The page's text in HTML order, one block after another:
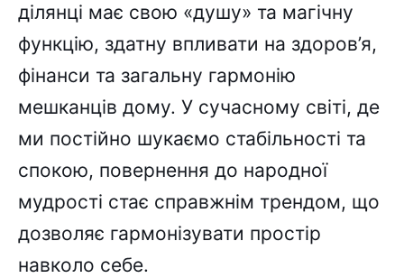
ділянці має свою «душу» та магічну
функцію, здатну впливати на здоров’я,
фінанси та загальну гармонію
мешканців дому. У сучасному світі, де
ми постійно шукаємо стабільності та
спокою, повернення до народної
мудрості стає справжнім трендом, що
дозволяє гармонізувати простір
навколо себе.